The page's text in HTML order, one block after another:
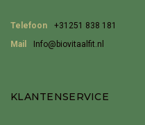
Telefoon
+31251 838 181
Mail
Info@biovitaalfit.nl
KLANTENSERVICE